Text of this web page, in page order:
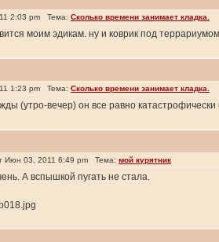
2:03 pm Тема: Сколько времени занимает кладка.
моим эдикам. ну и коврик под
1:23 pm Тема: Сколько времени занимает кладка.
(утро-вечер) он все равно
Июн 03, 2011 6:49 pm Тема: мой курятник
А вспышкой пугать не стала.